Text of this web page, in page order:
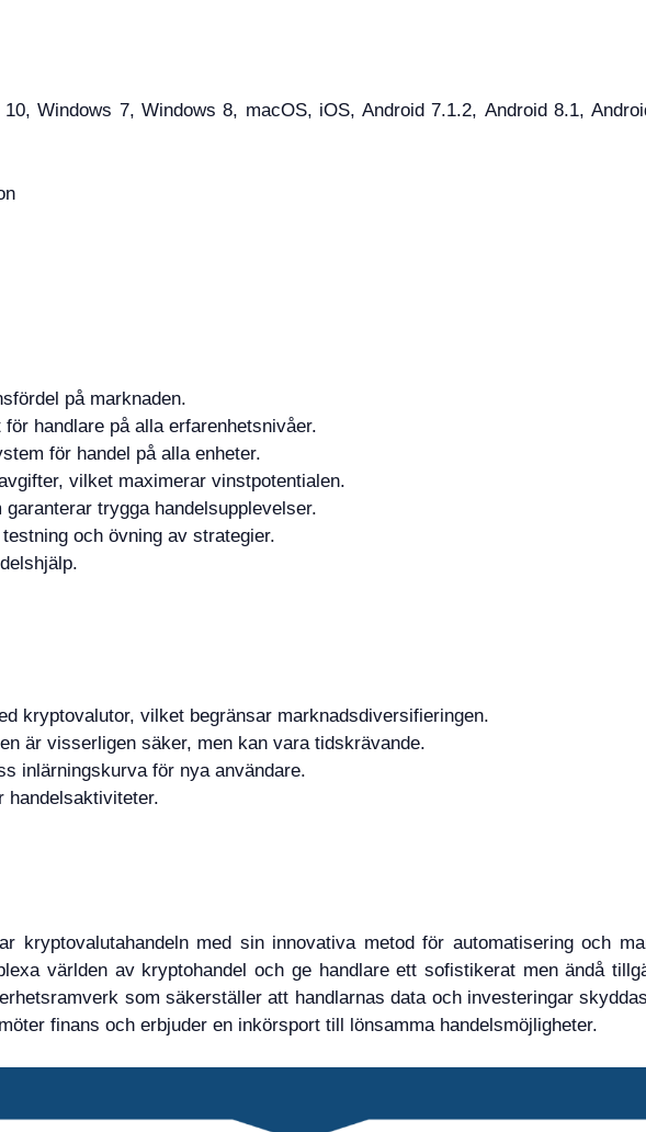
Windows 7, Windows 8, macOS, iOS, Android 7.1.2, Android 8.1,
på marknaden.
handlare på alla erfarenhetsnivåer.
för handel på alla enheter.
vilket maximerar vinstpotentialen.
trygga handelsupplevelser.
och övning av strategier.
kryptovalutor, vilket begränsar marknadsdiversifieringen.
är visserligen säker, men kan vara tidskrävande.
inlärningskurva för nya användare.
handelsaktiviteter.
kryptovalutahandeln med sin innovativa metod för automatisering och
världen av kryptohandel och ge handlare ett sofistikerat men ändå
som säkerställer att handlarnas data och investeringar
finans och erbjuder en inkörsport till lönsamma handelsmöjligheter.